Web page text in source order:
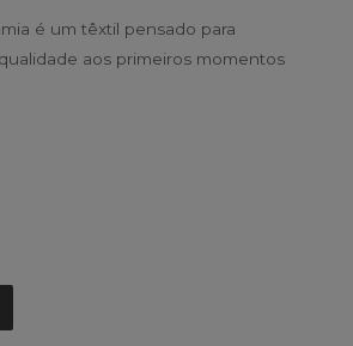
é um têxtil pensado para
aos primeiros momentos